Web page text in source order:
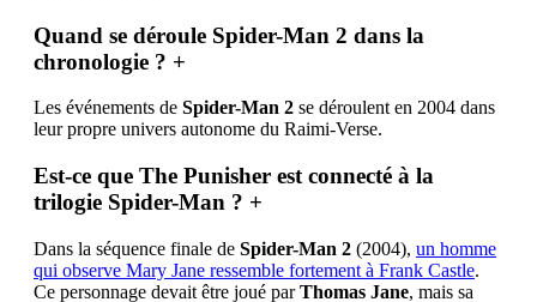
Quand se déroule Spider-Man 2 dans la
chronologie ? +
Les événements de Spider-Man 2 se déroulent en 2004 dans
leur propre univers autonome du Raimi-Verse.
Est-ce que The Punisher est connecté à la
trilogie Spider-Man ? +
Dans la séquence finale de Spider-Man 2 (2004), un homme
qui observe Mary Jane ressemble fortement à Frank Castle.
Ce personnage devait être joué parThomas Jane, mais sa